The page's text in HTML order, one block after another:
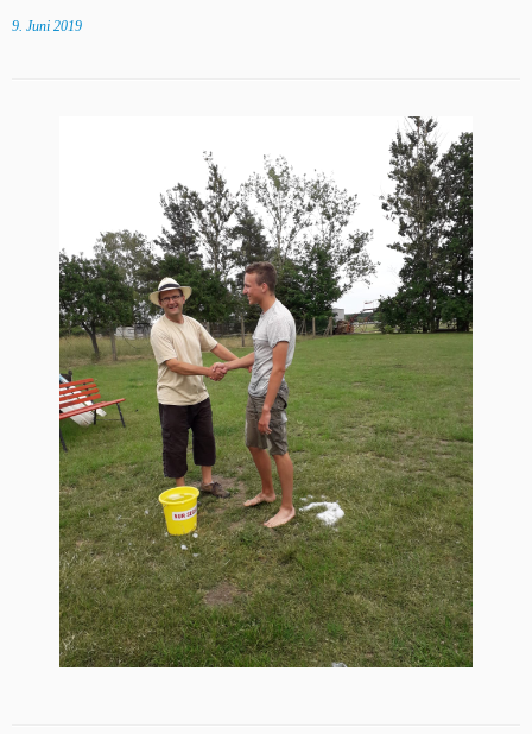
9. Juni 2019